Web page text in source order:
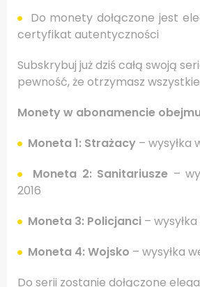
Do monety dołączone jest
certyfikat autentyczności
Subskrybuj już dziś całą swoją
pewność, że otrzymasz
Monety w abonamencie
Moneta 1: Strażacy – wysyłka
Moneta 2: Sanitariusze –
2016
Moneta 3: Policjanci –
Moneta 4: Wojsko – wysyłka
Do serii zostanie dołączone